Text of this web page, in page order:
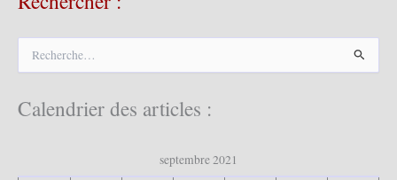
e
Calendrier des articles :
septembre 2021